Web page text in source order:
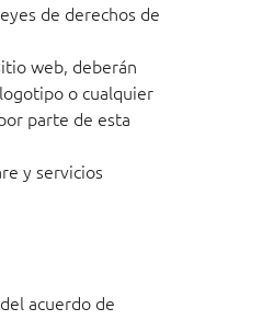
de derechos de
web, deberán
o cualquier
parte de esta
y servicios
acuerdo de